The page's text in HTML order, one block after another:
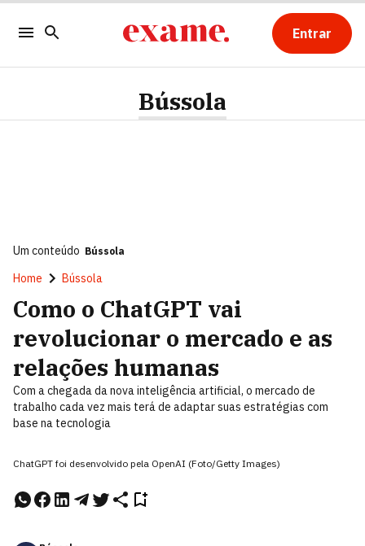
Entrar
Bússola
Um conteúdo Bússola
Home Bússola
Como o ChatGPT vai
revolucionar o mercado e as
relações humanas
Com a chegada da nova inteligência artificial, o mercado de
trabalho cada vez mais terá de adaptar suas estratégias com
base na tecnologia
ChatGPT foi desenvolvido pela OpenAI (Foto/Getty Images)